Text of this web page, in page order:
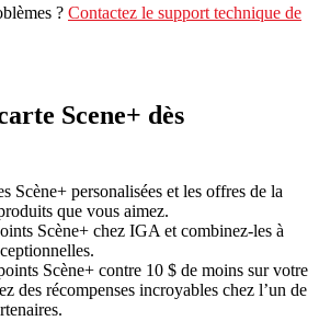
? Contactez le support technique de
Scene+ dès
Scène+ personalisées et les offres de la
que vous aimez.
Scène+ chez IGA et combinez-les à
Scène+ contre 10 $ de moins sur votre
des récompenses incroyables chez l’un de